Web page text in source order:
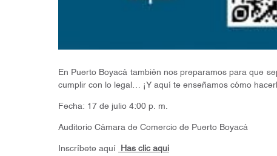
En Puerto Boyacá también nos preparamos para que
cumplir con lo legal… ¡Y aquí te enseñamos cómo
Fecha: 17 de julio 4:00 p. m.
Auditorio Cámara de Comercio de Puerto Boyacá
Inscríbete aquí Has clic aqui